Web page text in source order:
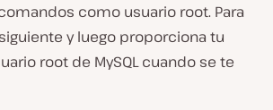
como usuario root. Para
y luego proporciona tu
root de MySQL cuando se te